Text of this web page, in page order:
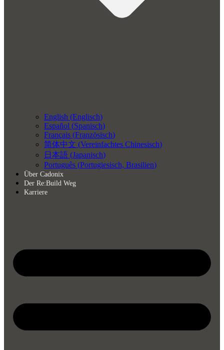
English (Englisch)
Español (Spanisch)
Français (Französisch)
简体中文 (Vereinfachtes Chinesisch)
日本語 (Japanisch)
Português (Portugiesisch, Brasilien)
Über Cadonix
Der Re:Build Weg
Karriere